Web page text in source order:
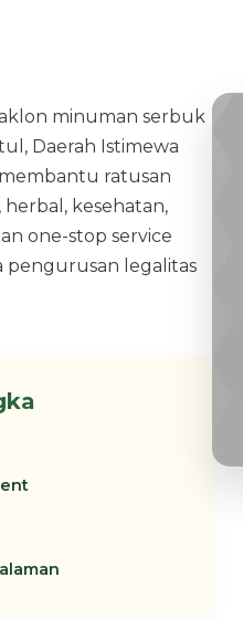
minuman serbuk
Daerah Istimewa
ratusan
kesehatan,
one-stop service
pengurusan legalitas